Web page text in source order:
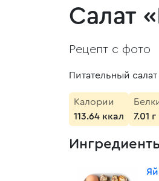
Салат
Рецепт с фото
Питательный
Калории
113.64 ккал
7.01 г